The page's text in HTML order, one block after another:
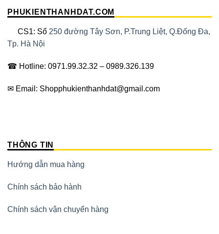
PHUKIENTHANHDAT.COM
CS1: Số 250 đường Tây Sơn, P.Trung Liệt, Q.Đống Đa,
Tp. Hà Nội
☎ Hotline: 0971.99.32.32 – 0989.326.139
✉ Email: Shopphukienthanhdat@gmail.com
THÔNG TIN
Hướng dẫn mua hàng
Chính sách bảo hành
Chính sách vận chuyển hàng